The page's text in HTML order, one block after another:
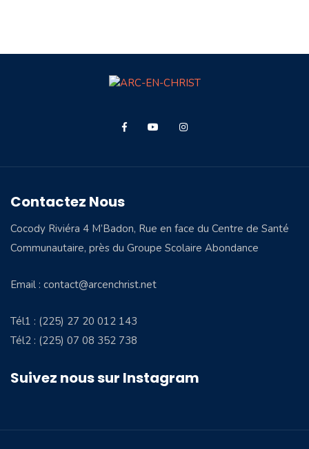
Contactez Nous
Cocody Riviéra 4 M’Badon, Rue en face du Centre de Santé
Communautaire, près du Groupe Scolaire Abondance
Email : contact@arcenchrist.net
Tél1 : (225) 27 20 012 143
Tél2 : (225) 07 08 352 738
Suivez nous sur Instagram